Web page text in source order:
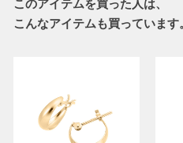
このアイテムを買った人は、
こんなアイテムも買っています